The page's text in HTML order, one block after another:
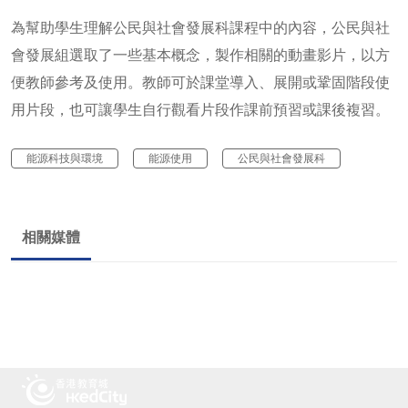
為幫助學生理解公民與社會發展科課程中的內容，公民與社
會發展組選取了一些基本概念，製作相關的動畫影片，以方
便教師參考及使用。教師可於課堂導入、展開或鞏固階段使
用片段，也可讓學生自行觀看片段作課前預習或課後複習。
能源科技與環境 能源使用 公民與社會發展科
相關媒體